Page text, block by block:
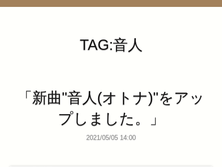
TAG:音人
「新曲"音人(オトナ)"をアッ
プしました。」
2021/05/05 14:00